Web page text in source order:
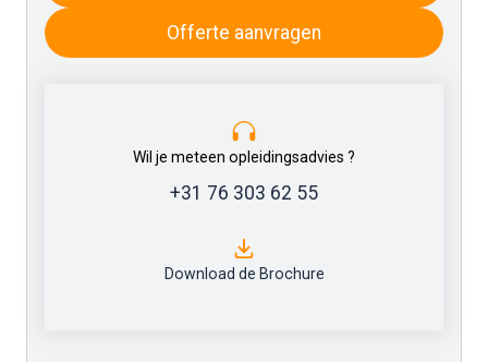
Offerte aanvragen
Wil je meteen opleidingsadvies ?
+31 76 303 62 55
Download de Brochure